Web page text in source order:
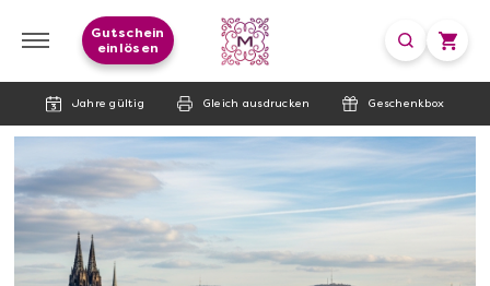
Jahre gültig Gleich ausdrucken Geschenkbox
Gutschein
einlösen